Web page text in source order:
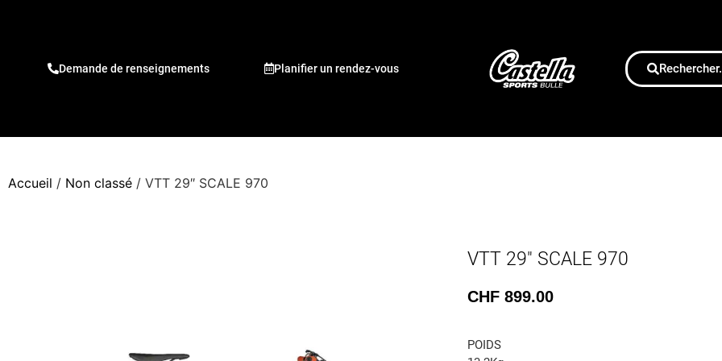
Demande de renseignements Planifier un rendez-vous
Accueil / Non classé / VTT 29″ SCALE 970
VTT 29″ SCALE 970
CHF 899.00
POIDS